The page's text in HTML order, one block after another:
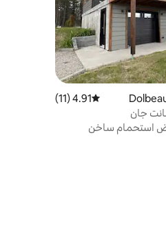
متوسط التقييم 4.91 من 5، 11 مراجعات
4.91 (11)
جان
استحمام ساخن